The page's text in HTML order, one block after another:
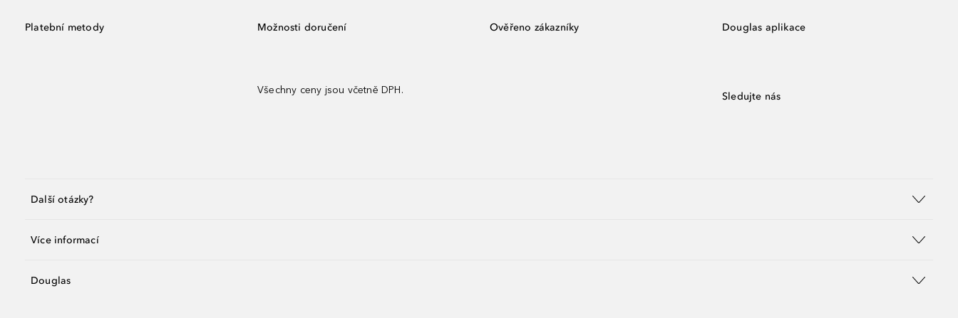
Platební metody Možnosti doručení
Všechny ceny jsou včetně DPH.
Ověřeno zákazníky Douglas aplikace
Sledujte nás
Další otázky?
Více informací
Douglas